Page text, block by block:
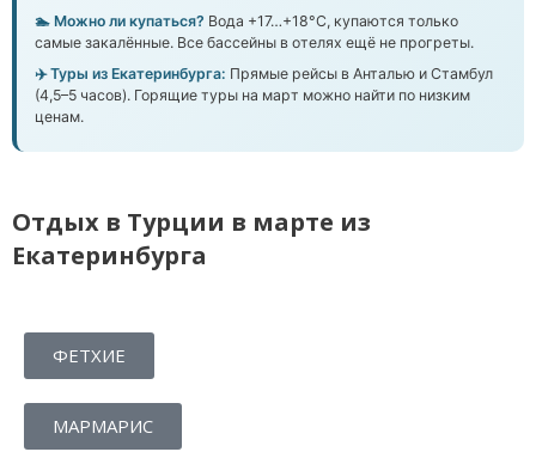
🏊 Можно ли купаться? Вода +17…+18°C, купаются только
самые закалённые. Все бассейны в отелях ещё не прогреты.
✈️ Туры из Екатеринбурга: Прямые рейсы в Анталью и Стамбул
(4,5–5 часов). Горящие туры на март можно найти по низким
ценам.
Отдых в Турции в марте из
Екатеринбурга
ФЕТХИЕ
МАРМАРИС